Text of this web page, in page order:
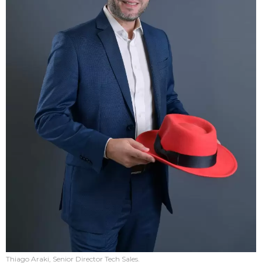
Thiago Araki, Senior Director Tech Sales.